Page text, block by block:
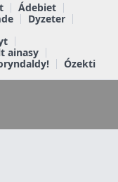
Ádebiet
Dyzeter
ainasy
Ózekti